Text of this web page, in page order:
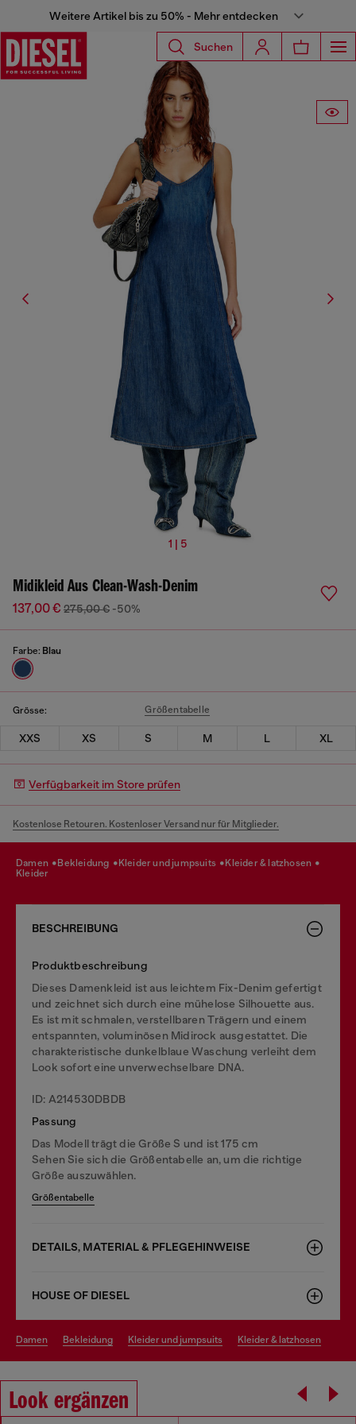
Weitere Artikel bis zu 50% - Mehr entdecken
Suchen
1 | 5
Midikleid Aus Clean-Wash-Denim
137,00 € 275,00 € -50%
Farbe: Blau
Grösse: Größentabelle
XXS XS S M L XL
Verfügbarkeit im Store prüfen
Kostenlose Retouren. Kostenloser Versand nur für Mitglieder.
damen bekleidung kleider und jumpsuits
kleider & latzhosen
kleider
BESCHREIBUNG
Produktbeschreibung
Dieses Damenkleid ist aus leichtem Fix-Denim gefertigt
und zeichnet sich durch eine mühelose Silhouette aus.
Es ist mit schmalen, verstellbaren Trägern und einem
entspannten, voluminösen Midirock ausgestattet. Die
charakteristische dunkelblaue Waschung verleiht dem
Look sofort eine unverwechselbare DNA.
ID: A214530DBDB
Passung
Das Modell trägt die Größe S und ist 175 cm
Sehen Sie sich die Größentabelle an, um die richtige
Größe auszuwählen.
Größentabelle
DETAILS, MATERIAL & PFLEGEHINWEISE
HOUSE OF DIESEL
damen bekleidung kleider und jumpsuits kleider & latzhosen
Look ergänzen